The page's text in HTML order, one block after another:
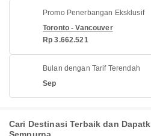
Promo Penerbangan Eksklusif
Toronto - Vancouver
Rp 3.662.521
Bulan dengan Tarif Terendah
Sep
Cari Destinasi Terbaik dan